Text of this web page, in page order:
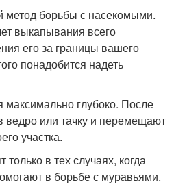
метод борьбы с насекомыми.
выкапывания всего
его за границы вашего
понадобится надеть
максимально глубоко. После
ведро или тачку и перемещают
участка.
только в тех случаях, когда
в борьбе с муравьями.